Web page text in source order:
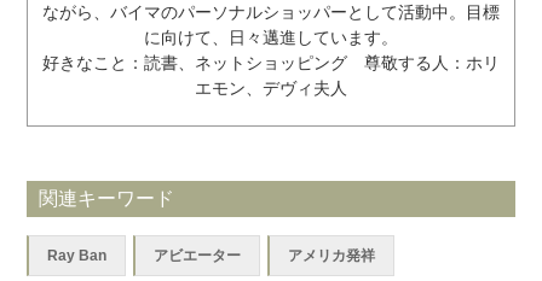
ながら、バイマのパーソナルショッパーとして活動中。目標
に向けて、日々邁進しています。
好きなこと：読書、ネットショッピング 尊敬する人：ホリ
エモン、デヴィ夫人
関連キーワード
Ray Ban アビエーター アメリカ発祥